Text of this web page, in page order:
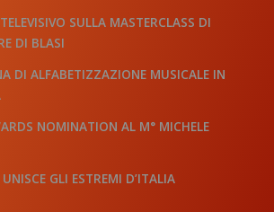
SULLA MASTERCLASS DI
DI BLASI
DI ALFABETIZZAZIONE MUSICALE IN
NOMINATION AL M° MICHELE
GLI ESTREMI D’ITALIA